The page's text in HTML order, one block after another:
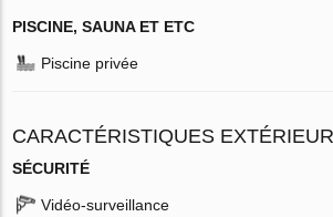
PISCINE, SAUNA ET ETC
Piscine privée
CARACTÉRISTIQUES
SÉCURITÉ
Vidéo-surveillance